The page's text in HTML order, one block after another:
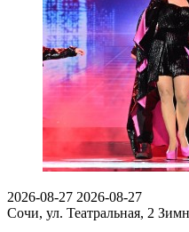
2026-08-27 2026-08-27
Сочи, ул. Театральная, 2